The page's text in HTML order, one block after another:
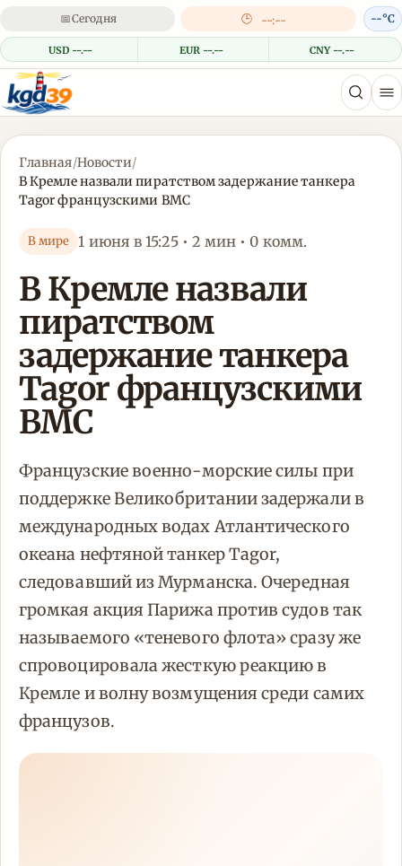
📅Сегодня 🕒 --:--
USD --.-- EUR --.-- CNY --.--
--°C
Главная/Новости/
В Кремле назвали пиратством задержание танкера
Tagor французскими ВМС
В мире 1 июня в 15:25 • 2 мин • 0 комм.
В Кремле назвали
пиратством
задержание танкера
Tagor французскими
ВМС
Французские военно-морские силы при
поддержке Великобритании задержали в
международных водах Атлантического
океана нефтяной танкер Tagor,
следовавший из Мурманска. Очередная
громкая акция Парижа против судов так
называемого «теневого флота» сразу же
спровоцировала жесткую реакцию в
Кремле и волну возмущения среди самих
французов.